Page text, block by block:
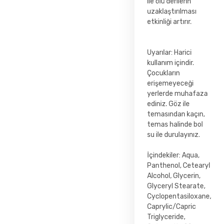
uzaklaştırılması
etkinliği artırır.
Uyarılar: Harici
kullanım içindir.
Çocukların
erişemeyeceği
yerlerde muhafaza
ediniz. Göz ile
temasından kaçın,
temas halinde bol
su ile durulayınız.
İçindekiler: Aqua,
Panthenol, Cetearyl
Alcohol, Glycerin,
Glyceryl Stearate,
Cyclopentasiloxane,
Caprylic/Capric
Triglyceride,